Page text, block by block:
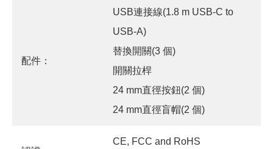
配件：
USB連接線(1.8 m USB-C to
USB-A)
替換開關(3 個)
開關拉桿
24 mm直徑按鈕(2 個)
24 mm直徑盲帽(2 個)
CE, FCC and RoHS